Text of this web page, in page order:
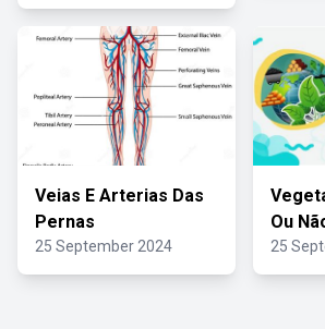
Veias E Arterias Das
Pernas
25 September 2024
Ou
25